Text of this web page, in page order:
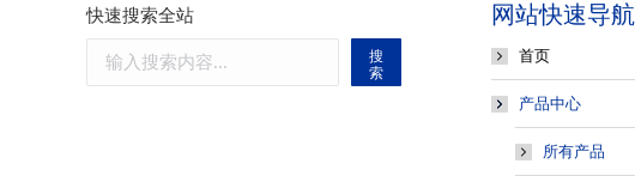
快速搜索全站
搜
索
网站快速导航
首页
产品中心
所有产品